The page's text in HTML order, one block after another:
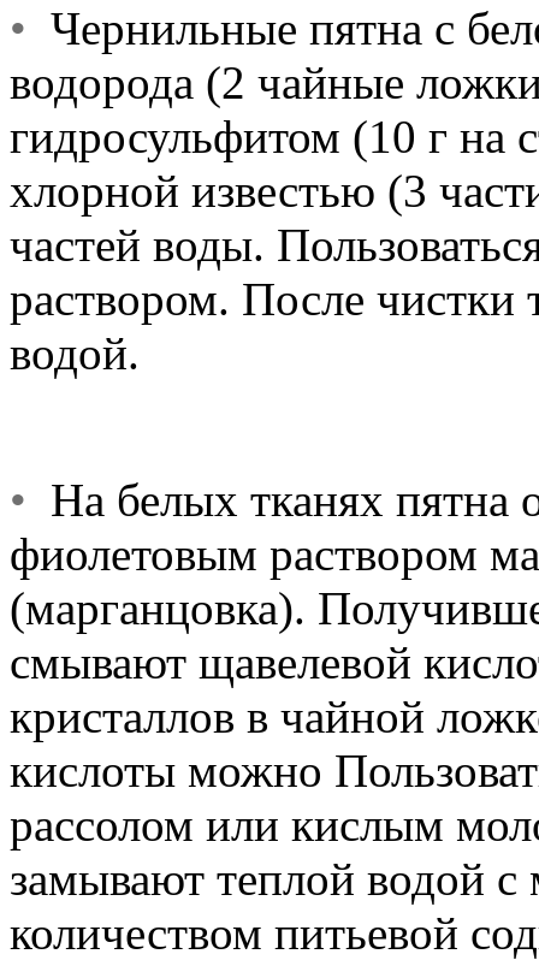
• Чернильные пятна с
водорода (2 чайные
гидросульфитом (10 г на
хлорной известью (3
частей воды.
раствором. После
водой.
• На белых тканях пятна
фиолетовым раствором
(марганцовка).
смывают щавелевой
кристаллов в чайной
кислоты можно
рассолом или кислым
замывают теплой водой
количеством питьевой